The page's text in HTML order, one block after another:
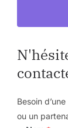
Besoin
ou un